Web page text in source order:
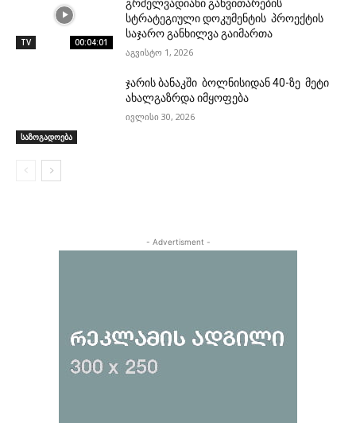
TV 00:04:01
გრძელვადიანი განვითარების
სტრატეგიული დოკუმენტის პროექტის
საჯარო განხილვა გაიმართა
აგვისტო 1, 2026
საზოგადოება
ჯარის ბანაკში ბოლნისიდან 40-ზე მეტი
ახალგაზრდა იმყოფება
ივლისი 30, 2026
- Advertisment -